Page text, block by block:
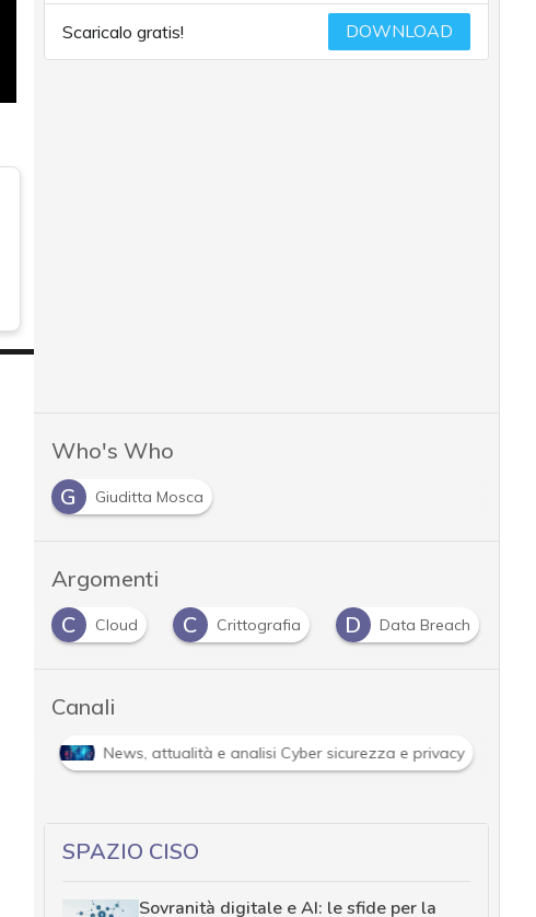
Scaricalo gratis! DOWNLOAD
Who's Who
G
Giuditta Mosca
Argomenti
C Crittografia D Data Breach D dati personali
Canali
Attacchi hacker e Malware: le ultime news in tempo reale e
SPAZIO CISO
Sovranità digitale e AI: le sfide per la